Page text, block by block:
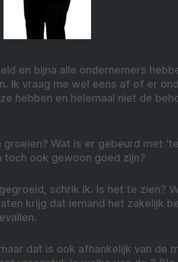
en bijna alle ondernemers
Ik vraag me wel eens af of er
hebben en helemaal niet de
Wat is er gebeurd met
toch ook gewoon goed zijn?
schrik ik. Is het te zien?
krijg dat iemand het zakelijk
dat is ook afhankelijk van de